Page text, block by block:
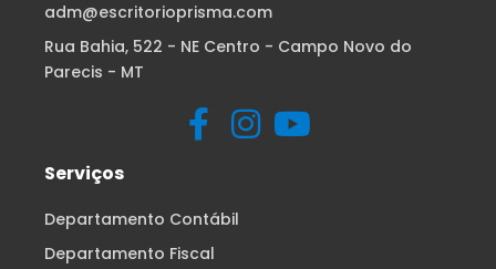
adm@escritorioprisma.com
Rua Bahia, 522 - NE Centro - Campo Novo do
Parecis - MT
Serviços
Departamento Contábil
Departamento Fiscal